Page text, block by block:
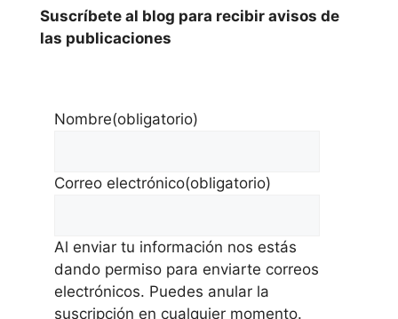
Suscríbete al blog para recibir avisos de
las publicaciones
Nombre(obligatorio)
Correo electrónico(obligatorio)
Al enviar tu información nos estás
dando permiso para enviarte correos
electrónicos. Puedes anular la
suscripción en cualquier momento.